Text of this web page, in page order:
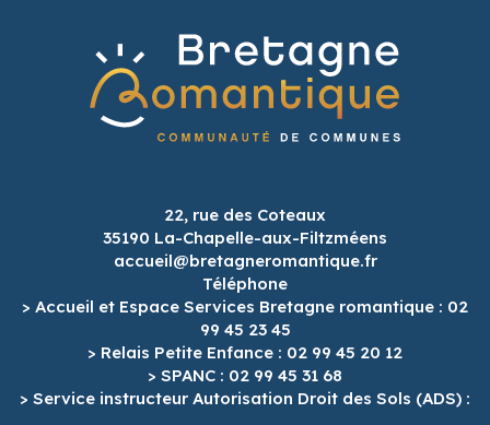
22, rue des Coteaux
35190 La-Chapelle-aux-Filtzméens
accueil@bretagneromantique.fr
Téléphone
> Accueil et Espace Services Bretagne romantique : 02
99 45 23 45
> Relais Petite Enfance : 02 99 45 20 12
> SPANC : 02 99 45 31 68
> Service instructeur Autorisation Droit des Sols (ADS) :